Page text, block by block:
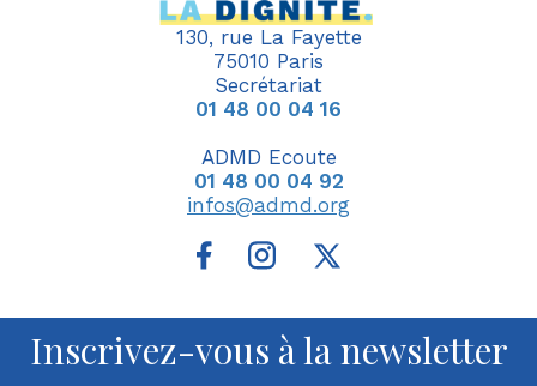
130, rue La Fayette
75010 Paris
Secrétariat
01 48 00 04 16
ADMD Ecoute
01 48 00 04 92
infos@admd.org
Inscrivez-vous à la newsletter